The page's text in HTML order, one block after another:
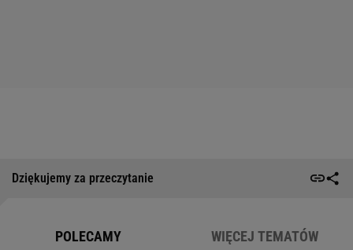
Dziękujemy za przeczytanie
POLECAMY WIĘCEJ TEMATÓW